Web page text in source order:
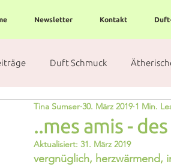
Newsletter Kontakt
Duft Schmuck
..mes amis -
Tina Sumser 30. März 2019 1 Min.
Aktualisiert: 31. März 2019
vergnüglich, herzwärmend,